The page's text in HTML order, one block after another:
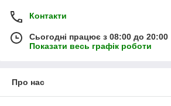
Контакти
Сьогодні працює з 08:00 до 20:00
Показати весь графік роботи
Про нас